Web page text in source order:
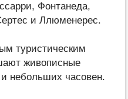
Фонтанеда,
и Ллюменерес.
туристическим
живописные
небольших часовен.